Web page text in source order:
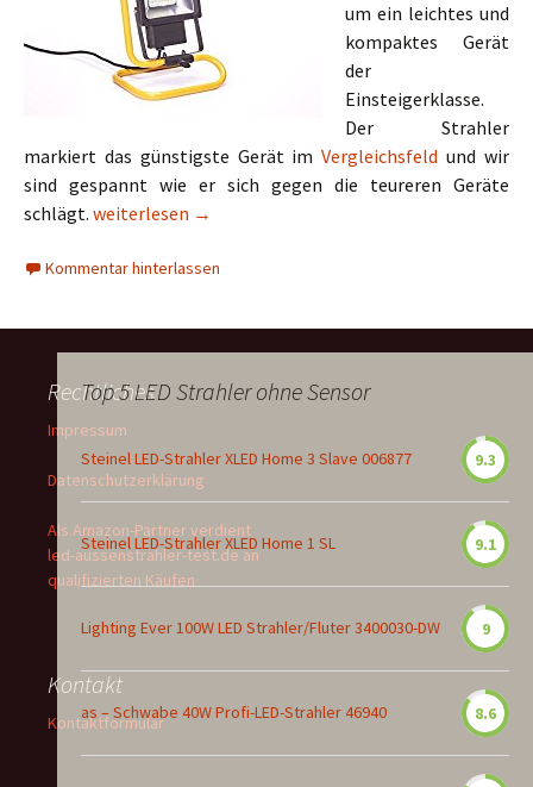
um ein leichtes und
kompaktes Gerät
der
Einsteigerklasse.
Der Strahler
markiert das günstigste Gerät imVergleichsfeldund wir
sind gespannt wie er sich gegen die teureren Geräte
schlägt. NPH LED-Baustrahler 20 Watt
weiterlesen →
Kommentar hinterlassen
Top 5 LED Strahler ohne Sensor
Steinel LED-Strahler XLED Home 3 Slave 006877 9.3
Steinel LED-Strahler XLED Home 1 SL 9.1
Lighting Ever 100W LED Strahler/Fluter 3400030-DW 9
as – Schwabe 40W Profi-LED-Strahler 46940 8.6
Rechtliches
Impressum
Datenschutzerklärung
Als Amazon-Partner verdient
led-aussenstrahler-test.de an
qualifizierten Käufen
Kontakt
Kontaktformular